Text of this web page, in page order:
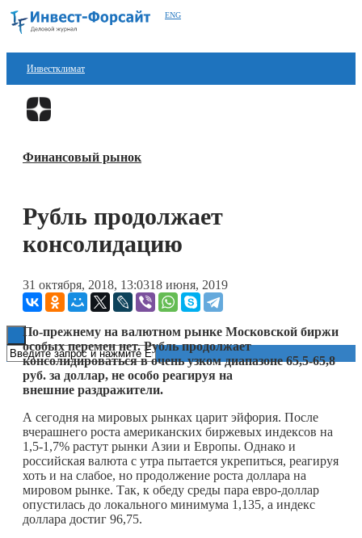
ENG
Инвестклимат
Финансы
Блокчейн
Технологии
Книги
Финансовый рынок
Рубль продолжает
консолидацию
31 октября, 2018, 13:0318 июня, 2019
По-прежнему на валютном рынке Московской биржи
особых перемен нет. Рубль продолжает
консолидироваться в очень узком диапазоне 65,5-65,8
руб. за доллар, не особо реагируя на
внешние раздражители.
А сегодня на мировых рынках царит эйфория. После
вчерашнего роста американских биржевых индексов на
1,5-1,7% растут рынки Азии и Европы. Однако и
российская валюта с утра пытается укрепиться, реагируя
хоть и на слабое, но продолжение роста доллара на
мировом рынке. Так, к обеду среды пара евро-доллар
опустилась до локального минимума 1,135, а индекс
доллара достиг 96,75.